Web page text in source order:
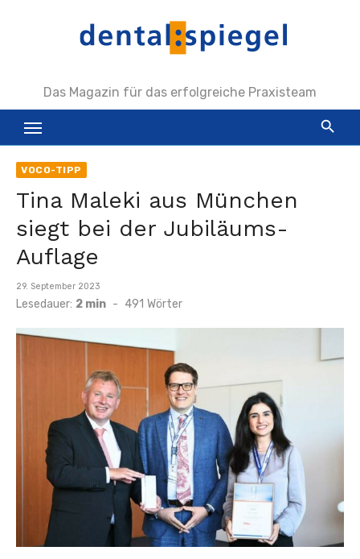
Das Magazin für das erfolgreiche Praxisteam
VOCO-TIPP
Tina Maleki aus München
siegt bei der Jubiläums-
Auflage
Veröffentlicht
am
29. September 2023
Lesedauer: 2 min - 491 Wörter